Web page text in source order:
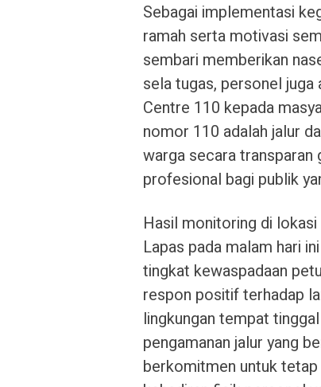
Sebagai implementasi
ramah serta motivasi
sembari memberikan
sela tugas, personel
Centre 110 kepada
nomor 110 adalah jalur
warga secara transparan
profesional bagi publik
Hasil monitoring di
Lapas pada malam hari
tingkat kewaspadaan
respon positif terhadap
lingkungan tempat
pengamanan jalur yang
berkomitmen untuk